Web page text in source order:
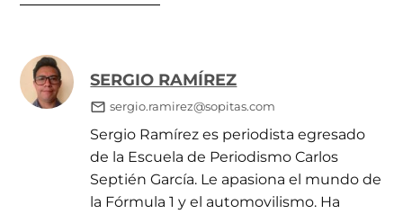
SERGIO RAMÍREZ
sergio.ramirez@sopitas.com
Sergio Ramírez es periodista egresado
de la Escuela de Periodismo Carlos
Septién García. Le apasiona el mundo de
la Fórmula 1 y el automovilismo. Ha